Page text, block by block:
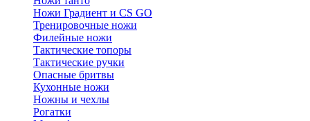
Ножи Градиент и CS GO
Тренировочные ножи
Филейные ножи
Тактические топоры
Тактические ручки
Опасные бритвы
Кухонные ножи
Ножны и чехлы
Рогатки